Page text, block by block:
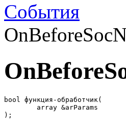
События
bool функция-обработчик(
);